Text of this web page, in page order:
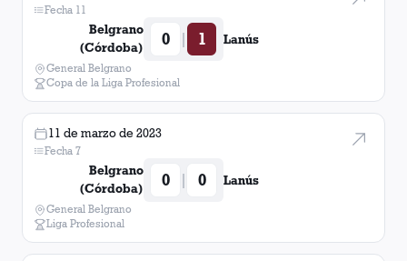
Fecha 11
Belgrano
(Córdoba)
0 | 1 Lanús
General Belgrano
Copa de la Liga Profesional
11 de marzo de 2023
Fecha 7
Belgrano
(Córdoba)
0 | 0 Lanús
General Belgrano
Liga Profesional